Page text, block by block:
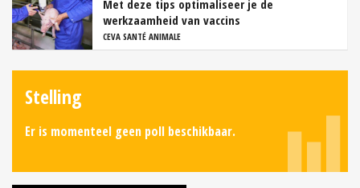
Met deze tips optimaliseer je de
werkzaamheid van vaccins
CEVA SANTÉ ANIMALE
Stelling
Er is momenteel geen poll beschikbaar.